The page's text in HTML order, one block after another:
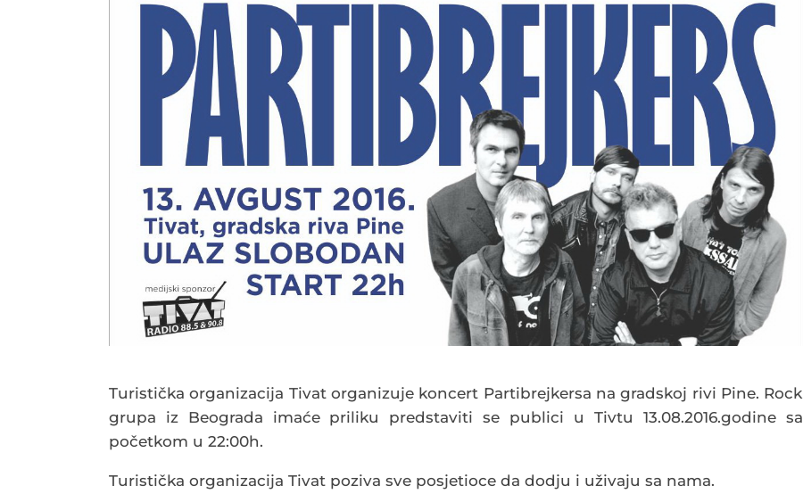
Turistička organizacija Tivat organizuje koncert Partibrejkersa na gradskoj rivi Pine. Rock
grupa iz Beograda imaće priliku predstaviti se publici u Tivtu 13.08.2016.godine sa
početkom u 22:00h.
Turistička organizacija Tivat poziva sve posjetioce da dodju i uživaju sa nama.